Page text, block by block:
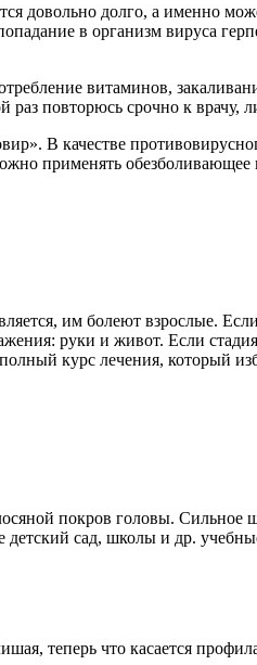
довольно долго, а именно
в организм вируса
витаминов,
повторюсь срочно к врачу,
В качестве
применять обезболивающее
им болеют взрослые.
руки и живот. Если
курс лечения, который
покров головы.
сад, школы и др.
теперь что касается